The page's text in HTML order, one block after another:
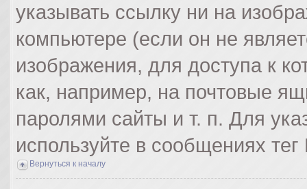
указывать ссылку ни на
компьютере (если он не
изображения, для доступа к
как, например, на почтовые
паролями сайты и т. п. Для
используйте в сообщениях
Вернуться к началу